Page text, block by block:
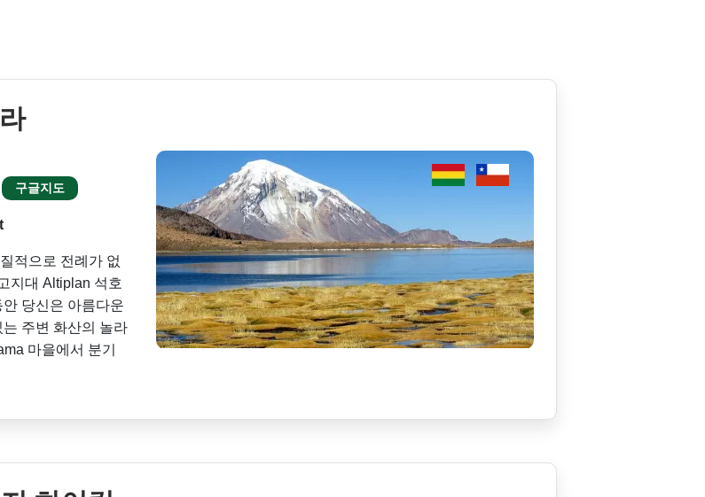
구글지도
적으로 전례가 없
지대 Altiplan 석호
당신은 아름다운
주변 화산의 놀라
마을에서 분기